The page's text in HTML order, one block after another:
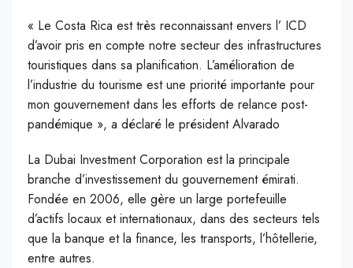
« Le Costa Rica est très reconnaissant envers l’ ICD
d’avoir pris en compte notre secteur des infrastructures
touristiques dans sa planification. L’amélioration de
l’industrie du tourisme est une priorité importante pour
mon gouvernement dans les efforts de relance post-
pandémique », a déclaré le président Alvarado
La Dubai Investment Corporation est la principale
branche d’investissement du gouvernement émirati.
Fondée en 2006, elle gère un large portefeuille
d’actifs locaux et internationaux, dans des secteurs tels
que la banque et la finance, les transports, l’hôtellerie,
entre autres.